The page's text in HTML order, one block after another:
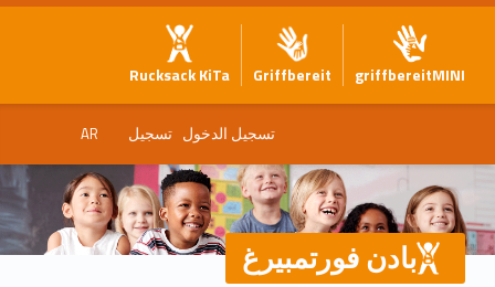
griffbereitMINI
Griffbereit
Rucksack KiTa
تسجيل الدخول تسجيل AR
بادن فورتمبيرغ